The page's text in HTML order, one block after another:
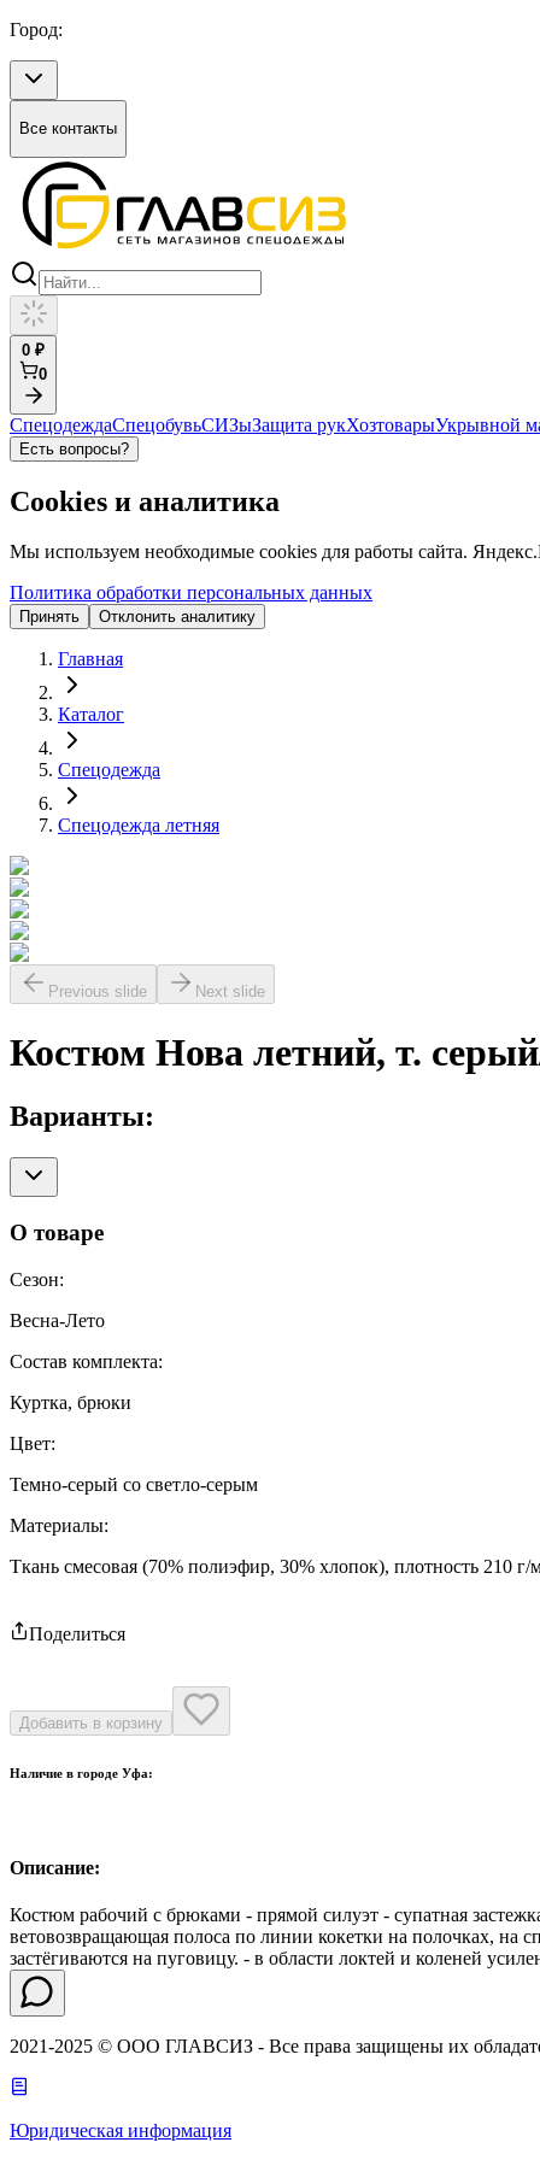
Город:
Все контакты
0 ₽
0
СпецодеждаСпецобувьСИЗыЗащита рукХозтоварыУкрывной
Есть вопросы?
Cookies и аналитика
Мы используем необходимые cookies для работы сайта.
Политика обработки персональных данных
Принять Отклонить аналитику
Главная
Каталог
Спецодежда
Спецодежда летняя
Previous slide Next slide
Костюм Нова летний, т.
Варианты:
О товаре
Сезон:
Весна-Лето
Состав комплекта:
Куртка, брюки
Цвет:
Темно-серый со светло-серым
Материалы:
Ткань смесовая (70% полиэфир, 30% хлопок), плотность 210
Поделиться
Добавить в корзину
Наличие в городе Уфа:
Описание:
Костюм рабочий с брюками - прямой силуэт - супатная
ветовозвращающая полоса по линии кокетки на полочках,
застёгиваются на пуговицу. - в области локтей и коленей
2021-2025 © ООО ГЛАВСИЗ - Все права защищены их
Юридическая информация